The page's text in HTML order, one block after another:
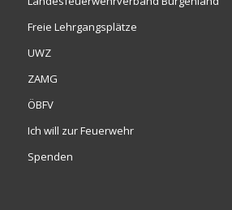
Freie Lehrgangsplätze
UWZ
ZAMG
ÖBFV
Ich will zur Feuerwehr
Spenden